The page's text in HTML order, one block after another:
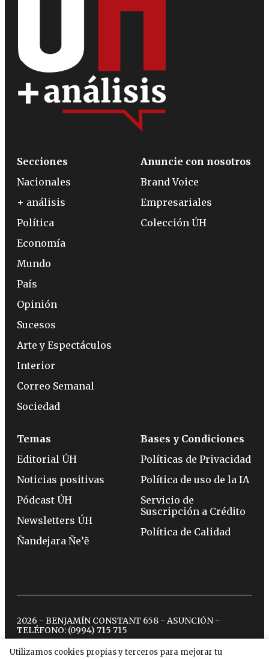
Utilizamos cookies propias y terceros para mejorar tu
Secciones
Nacionales
+ análisis
Política
Economía
Mundo
País
Opinión
Sucesos
Arte y Espectáculos
Interior
Correo Semanal
Sociedad
Anuncie con nosotros
Brand Voice
Empresariales
Colección ÚH
Temas
Editorial ÚH
Noticias positivas
Pódcast ÚH
Newsletters ÚH
Ñandejara Ñe’ẽ
Bases y Condiciones
Políticas de Privacidad
Política de uso de la IA
Servicio de
Suscripción a Crédito
Política de Calidad
2026 - BENJAMÍN CONSTANT 658 - ASUNCIÓN -
TELÉFONO: (0994) 715 715